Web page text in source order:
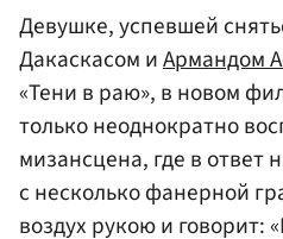
Девушке, успевшей
Дакаскасом иАрмандом
«Тени в раю», в новом
только неоднократно
мизансцена, где в ответ
с несколько фанерной
воздух рукою и говорит: